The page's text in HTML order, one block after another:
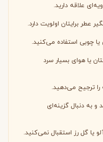
علاقه دارید.
برایتان اولویت دارد.
چوبی استفاده می‌کنید.
یا هوای بسیار سرد
را ترجیح می‌دهید.
و به دنبال گزینه‌ای
یا گل رز استقبال نمی‌کنید.